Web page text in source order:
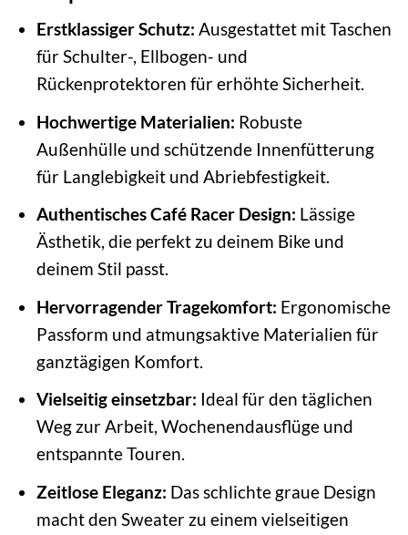
Erstklassiger Schutz: Ausgestattet mit Taschen
für Schulter-, Ellbogen- und
Rückenprotektoren für erhöhte Sicherheit.
Hochwertige Materialien: Robuste
Außenhülle und schützende Innenfütterung
für Langlebigkeit und Abriebfestigkeit.
Authentisches Café Racer Design: Lässige
Ästhetik, die perfekt zu deinem Bike und
deinem Stil passt.
Hervorragender Tragekomfort: Ergonomische
Passform und atmungsaktive Materialien für
ganztägigen Komfort.
Vielseitig einsetzbar: Ideal für den täglichen
Weg zur Arbeit, Wochenendausflüge und
entspannte Touren.
Zeitlose Eleganz: Das schlichte graue Design
macht den Sweater zu einem vielseitigen